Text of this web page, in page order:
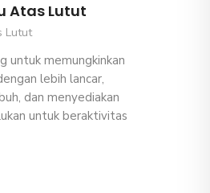
Atas Lutut
Lutut
untuk memungkinkan
lebih lancar,
dan menyediakan
untuk beraktivitas